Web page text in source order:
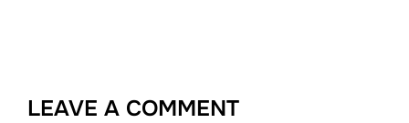
LEAVE A COMMENT